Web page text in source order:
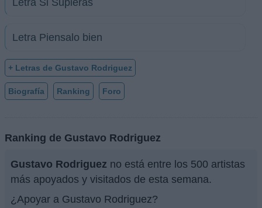
Letra Piensalo bien
+ Letras de Gustavo Rodriguez
Biografía Ranking Foro
Ranking de Gustavo Rodriguez
Gustavo Rodriguez no está entre los 500 artistas
más apoyados y visitados de esta semana.
¿Apoyar a Gustavo Rodriguez?